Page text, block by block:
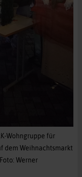
Wohngruppe für
dem Weihnachtsmarkt
Werner